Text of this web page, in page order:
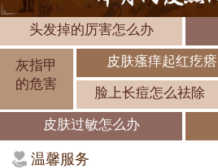
头发掉的厉害怎么办
灰指甲
的危害
皮肤瘙痒起红疙瘩
脸上长痘怎么祛除
皮肤过敏怎么办
温馨服务